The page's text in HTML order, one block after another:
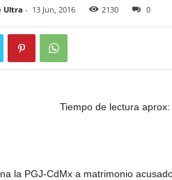
Ultra - 13 Jun, 2016 2130 0
Tiempo de lectura
la PGJ-CdMx a matrimonio